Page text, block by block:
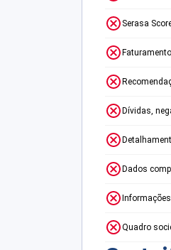
Serasa
Dívidas,
Dados
Quadro